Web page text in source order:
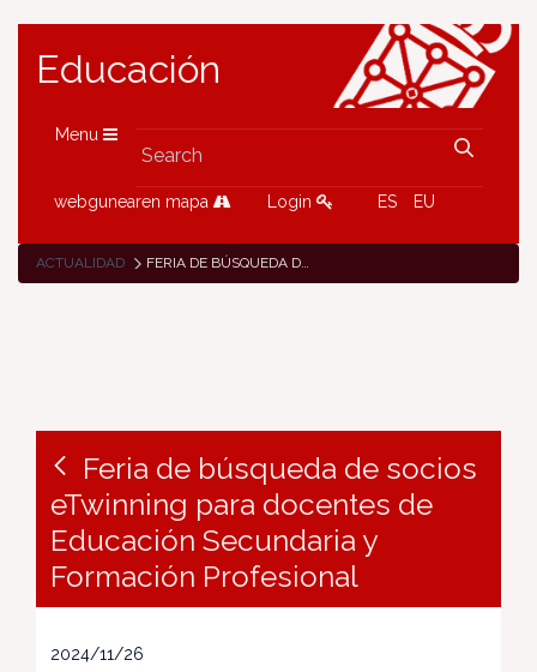
Educación
Menu
webgunearen mapa Login ES EU
ACTUALIDAD FERIA DE BÚSQUEDA DE SOCIOS ETWINNING PARA DOCENTES DE EDUCACIÓN SECUNDARIA Y FORMACIÓN PROFESIONAL
Feria de búsqueda de socios
eTwinning para docentes de
Educación Secundaria y
Formación Profesional
2024/11/26